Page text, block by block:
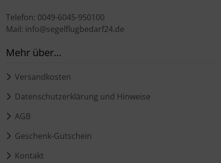
Telefon: 0049-6045-950100
Mail: info@segelflugbedarf24.de
Mehr über...
Versandkosten
Datenschutzerklärung und Hinweise
AGB
Geschenk-Gutschein
Kontakt